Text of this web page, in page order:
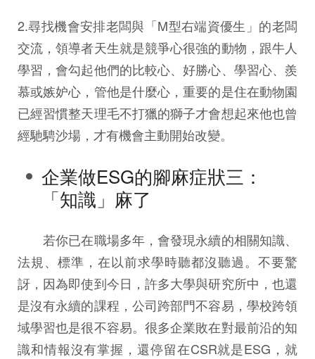
2.尋找機會安排老闆與「M型右端資優生」的老闆
交流，領導者天生就是競爭心很強的動物，跟牛人
學習，會勾起他們的比較心、好勝心、學習心、羨
慕或嫉妒心，管他是什麼心，重要的是住在動物園
已經習慣整天理毛不打獵的獅子才會想起來他也曾
經馳騁沙場，才有機會主動開始改變。
企業做ESG的腳麻症狀三：
「知識」麻了
若你已在職場多年，會發現永續的相關知識、
法規、標準，在以前求學時聽都沒聽過。不要驚
訝，因為即使到今日，許多大學與研究所中，也還
是沒有永續的課程，公司跨部門不容易，學校跨領
域學習也是很不容易。很多企業敗在對最前沿的知
識和情報沒有掌握，還停留在CSR就是ESG，就